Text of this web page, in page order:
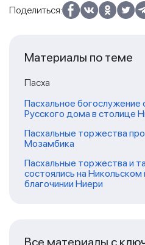
Поделиться:
Материалы по теме
Пасха
Пасхальное богослужение
Русского дома в столице
Пасхальные торжества
Мозамбика
Пасхальные торжества и
состоялись на
благочинии Ниери
Все материалы с